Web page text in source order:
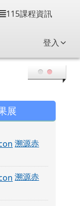
115課程資訊
登入
展
溯源赤
溯源赤